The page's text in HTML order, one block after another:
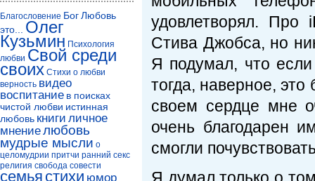
удовлетворял. Про
Стива Джобса, но
Я подумал, что
тогда, наверное, это
своем сердце мне
очень благодарен
смогли
Благословение БогЛюбовь
это...
Олег
Кузьмин Психология
любви Свой среди
своих Стихи о любви
верность видео
воспитание в поисках
чистой любви истинная
любовь книги личное
мнениелюбовь
мудрые мысли о
целомудрии притчи ранний секс
религия свобода совести
семья стихи юмор